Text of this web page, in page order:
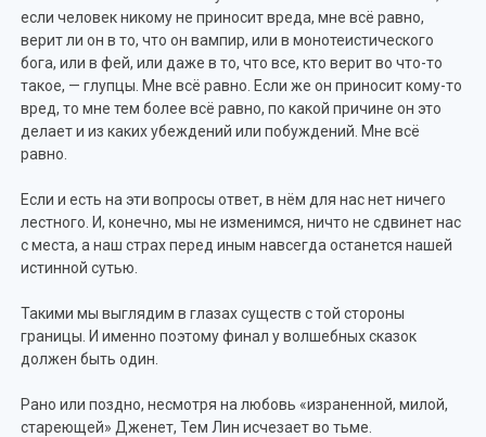
если человек никому не приносит вреда, мне всё равно,
верит ли он в то, что он вампир, или в монотеистического
бога, или в фей, или даже в то, что все, кто верит во что-то
такое, — глупцы. Мне всё равно. Если же он приносит кому-то
вред, то мне тем более всё равно, по какой причине он это
делает и из каких убеждений или побуждений. Мне всё
равно.
Если и есть на эти вопросы ответ, в нём для нас нет ничего
лестного. И, конечно, мы не изменимся, ничто не сдвинет нас
с места, а наш страх перед иным навсегда останется нашей
истинной сутью.
Такими мы выглядим в глазах существ с той стороны
границы. И именно поэтому финал у волшебных сказок
должен быть один.
Рано или поздно, несмотря на любовь «израненной, милой,
стареющей» Дженет, Тем Лин исчезает во тьме.